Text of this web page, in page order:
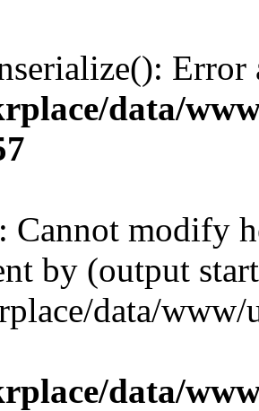
data/
: Cannot modify
by (output
data/
data/